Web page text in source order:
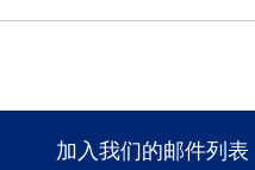
加入我们的邮件列表